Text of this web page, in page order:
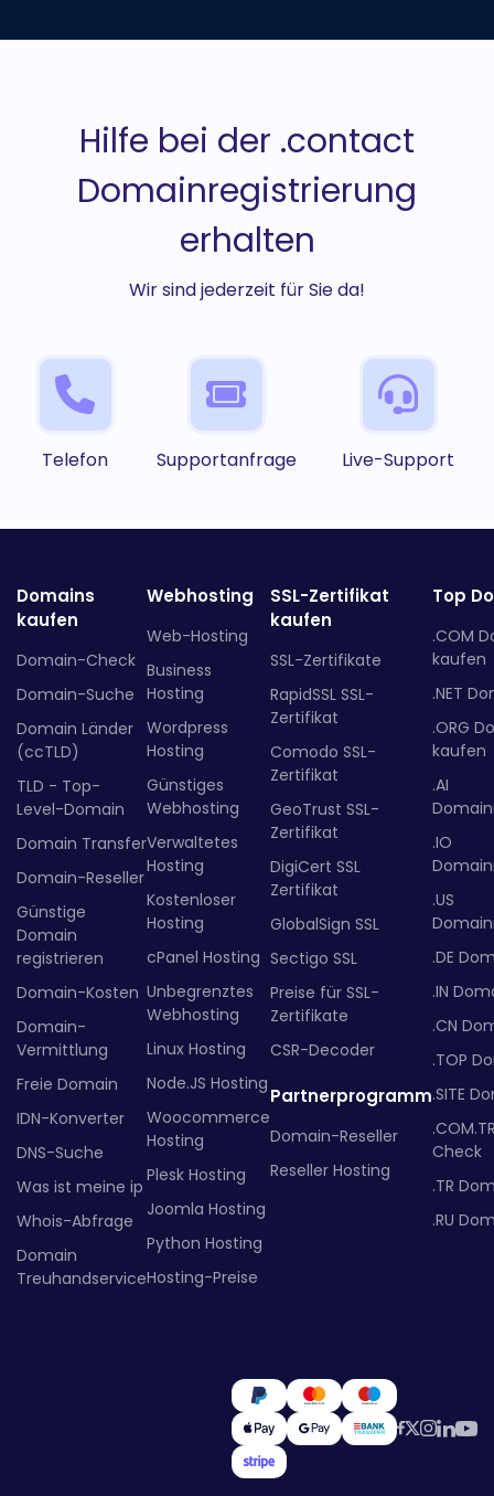
Hilfe bei der .contact
Domainregistrierung
erhalten
Wir sind jederzeit für Sie da!
Telefon Supportanfrage Live-Support
Domains
kaufen
Domain-Check
Domain-Suche
Domain Länder
(ccTLD)
TLD - Top-
Level-Domain
Domain Transfer
Domain-Reseller
Günstige
Domain
registrieren
Domain-Kosten
Domain-
Vermittlung
Freie Domain
IDN-Konverter
DNS-Suche
Was ist meine ip
Whois-Abfrage
Domain
Treuhandservice
Webhosting
Web-Hosting
Business
Hosting
Wordpress
Hosting
Günstiges
Webhosting
Verwaltetes
Hosting
Kostenloser
Hosting
cPanel Hosting
Unbegrenztes
Webhosting
Linux Hosting
Node.JS Hosting
Woocommerce
Hosting
Plesk Hosting
Joomla Hosting
Python Hosting
Hosting-Preise
SSL-Zertifikat
kaufen
SSL-Zertifikate
RapidSSL SSL-
Zertifikat
Comodo SSL-
Zertifikat
GeoTrust SSL-
Zertifikat
DigiCert SSL
Zertifikat
GlobalSign SSL
Sectigo SSL
Preise für SSL-
Zertifikate
CSR-Decoder
Partnerprogramm
Domain-Reseller
Reseller Hosting
Top
.COM
kaufen
.NET
.ORG
kaufen
.AI
.IO
.US
.DE
.IN
.CN
.TOP
.SITE
Check
.TR
.RU